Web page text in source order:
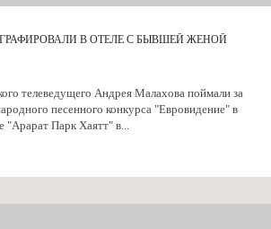
В ОТЕЛЕ С БЫВШЕЙ ЖЕНОЙ
телеведущего Андрея Малахова поймали за
песенного конкурса "Евровидение" в
"Арарат Парк Хаятт" в...